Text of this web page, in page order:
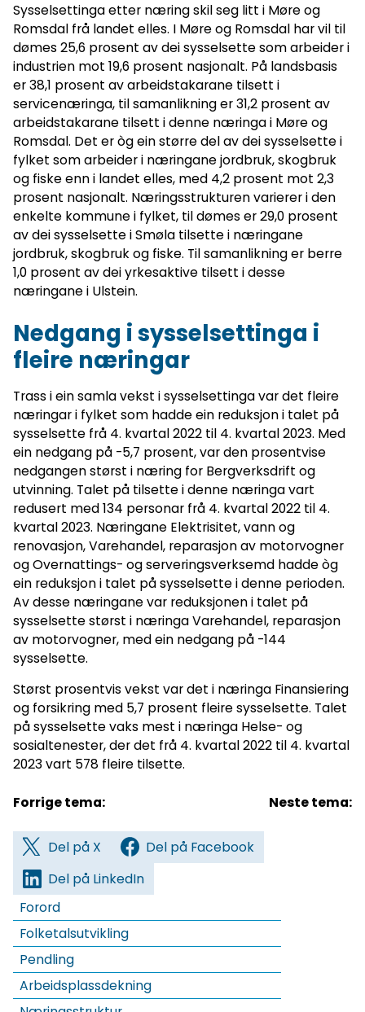
Sysselsettinga etter næring skil seg litt i Møre og
Romsdal frå landet elles. I Møre og Romsdal har vil til
dømes 25,6 prosent av dei sysselsette som arbeider i
industrien mot 19,6 prosent nasjonalt. På landsbasis
er 38,1 prosent av arbeidstakarane tilsett i
servicenæringa, til samanlikning er 31,2 prosent av
arbeidstakarane tilsett i denne næringa i Møre og
Romsdal. Det er òg ein større del av dei sysselsette i
fylket som arbeider i næringane jordbruk, skogbruk
og fiske enn i landet elles, med 4,2 prosent mot 2,3
prosent nasjonalt. Næringsstrukturen varierer i den
enkelte kommune i fylket, til dømes er 29,0 prosent
av dei sysselsette i Smøla tilsette i næringane
jordbruk, skogbruk og fiske. Til samanlikning er berre
1,0 prosent av dei yrkesaktive tilsett i desse
næringane i Ulstein.
Nedgang i sysselsettinga i
fleire næringar
Trass i ein samla vekst i sysselsettinga var det fleire
næringar i fylket som hadde ein reduksjon i talet på
sysselsette frå 4. kvartal 2022 til 4. kvartal 2023. Med
ein nedgang på -5,7 prosent, var den prosentvise
nedgangen størst i næring for Bergverksdrift og
utvinning. Talet på tilsette i denne næringa vart
redusert med 134 personar frå 4. kvartal 2022 til 4.
kvartal 2023. Næringane Elektrisitet, vann og
renovasjon, Varehandel, reparasjon av motorvogner
og Overnattings- og serveringsverksemd hadde òg
ein reduksjon i talet på sysselsette i denne perioden.
Av desse næringane var reduksjonen i talet på
sysselsette størst i næringa Varehandel, reparasjon
av motorvogner, med ein nedgang på -144
sysselsette.
Størst prosentvis vekst var det i næringa Finansiering
og forsikring med 5,7 prosent fleire sysselsette. Talet
på sysselsette vaks mest i næringa Helse- og
sosialtenester, der det frå 4. kvartal 2022 til 4. kvartal
2023 vart 578 fleire tilsette.
Forrige tema: Neste tema:
Del på X
Del på Facebook
Del på LinkedIn
Forord
Folketalsutvikling
Pendling
Arbeidsplassdekning